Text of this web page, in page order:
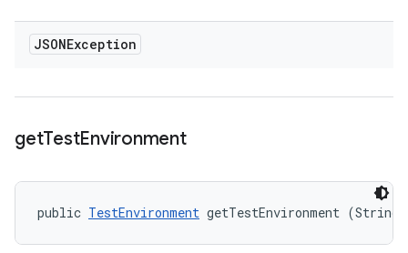
JSONException
getTestEnvironment
public TestEnvironment getTestEnvironment (String